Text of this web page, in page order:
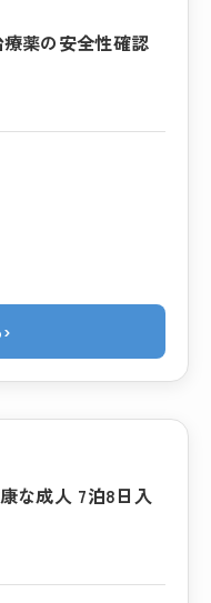
薬の安全性確認
›
な成人 7泊8日入